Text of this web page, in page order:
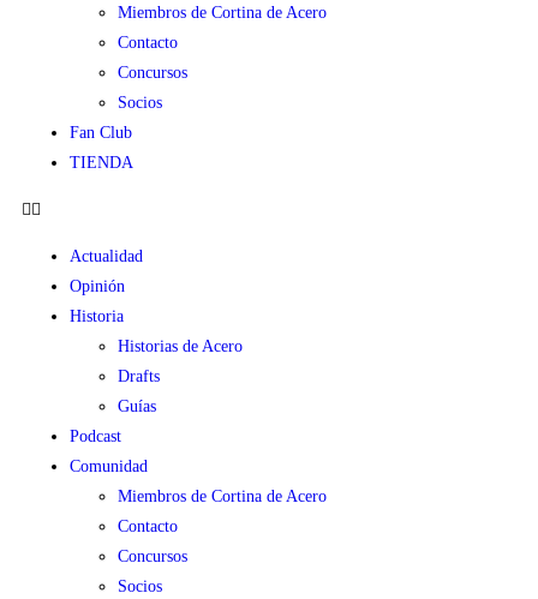
Miembros de Cortina de Acero
Contacto
Concursos
Socios
Fan Club
TIENDA
Actualidad
Opinión
Historia
Historias de Acero
Drafts
Guías
Podcast
Comunidad
Miembros de Cortina de Acero
Contacto
Concursos
Socios